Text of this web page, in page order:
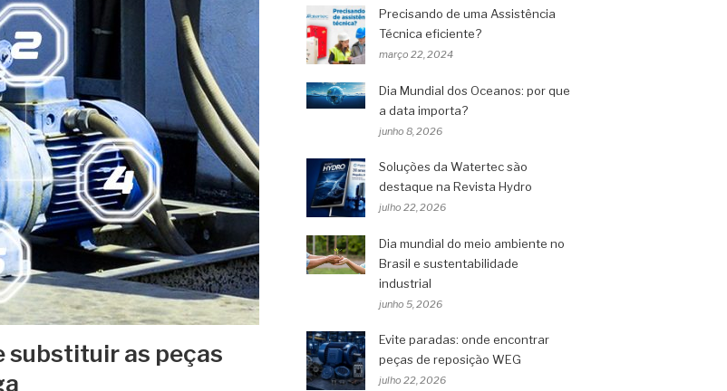
substituir as peças
Precisando de uma Assistência
Técnica eficiente?
março 22, 2024
Dia Mundial dos Oceanos: por que
a data importa?
junho 8, 2026
Soluções da Watertec são
destaque na Revista Hydro
julho 22, 2026
Dia mundial do meio ambiente no
Brasil e sustentabilidade
industrial
junho 5, 2026
Evite paradas: onde encontrar
peças de reposição WEG
julho 22, 2026